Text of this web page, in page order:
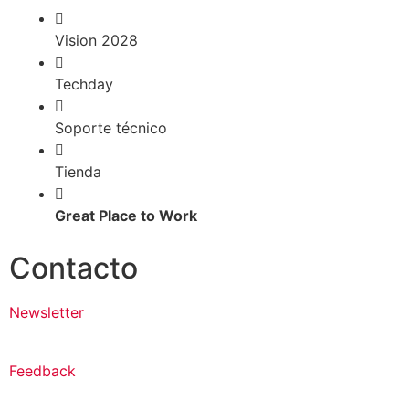
Vision 2028
Techday
Soporte técnico
Tienda
Great Place to Work
Contacto
Newsletter
Feedback